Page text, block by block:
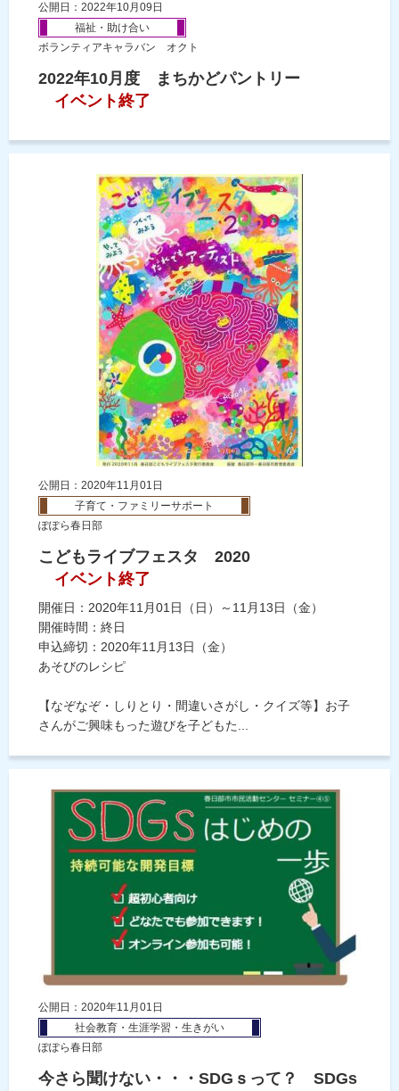
公開日：2022年10月09日
福祉・助け合い
ボランティアキャラバン オクト
2022年10月度 まちかどパントリー
イベント終了
公開日：2020年11月01日
子育て・ファミリーサポート
ぽぽら春日部
こどもライブフェスタ 2020
イベント終了
開催日：2020年11月01日（日）～11月13日（金）
開催時間：終日
申込締切：2020年11月13日（金）
あそびのレシピ
【なぞなぞ・しりとり・間違いさがし・クイズ等】お子
さんがご興味もった遊びを子どもた...
公開日：2020年11月01日
社会教育・生涯学習・生きがい
ぽぽら春日部
今さら聞けない・・・SDGｓって？ SDGs